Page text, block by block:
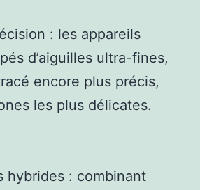
: les appareils
d’aiguilles ultra-fines,
encore plus précis,
les plus délicates.
hybrides : combinant